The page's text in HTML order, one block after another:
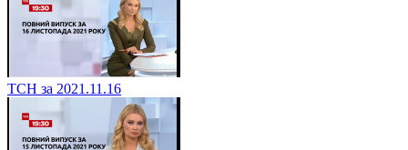
ТСН за 2021.11.16